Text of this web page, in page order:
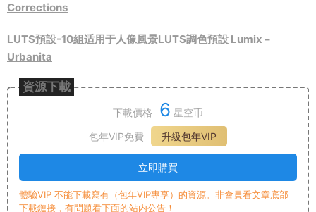
Corrections
LUTS預設-10組适用于人像風景LUTS調色預設 Lumix –
Urbanita
資源下載
下載價格 6 星空币
包年VIP免費
升級包年VIP
立即購買
體驗VIP 不能下載寫有（包年VIP專享）的資源。非會員看文章底部
下載鏈接，有問題看下面的站内公告！